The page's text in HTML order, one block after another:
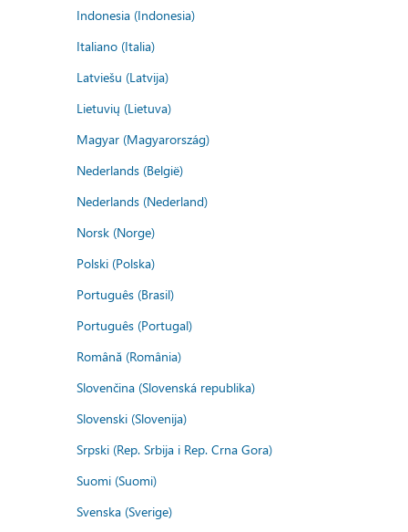
Indonesia (Indonesia)
Italiano (Italia)
Latviešu (Latvija)
Lietuvių (Lietuva)
Magyar (Magyarország)
Nederlands (België)
Nederlands (Nederland)
Norsk (Norge)
Polski (Polska)
Português (Brasil)
Português (Portugal)
Română (România)
Slovenčina (Slovenská republika)
Slovenski (Slovenija)
Srpski (Rep. Srbija i Rep. Crna Gora)
Suomi (Suomi)
Svenska (Sverige)